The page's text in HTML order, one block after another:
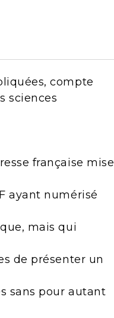
compte
sciences
française mise
ayant numérisé
mais qui
de présenter un
sans pour autant